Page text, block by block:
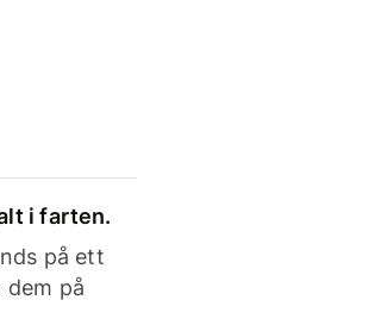
i farten.
på ett
på